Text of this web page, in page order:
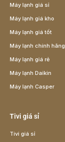
Máy lạnh giá sỉ
Máy lạnh giá kho
Máy lạnh giá tốt
Máy lạnh chính hãng
Máy lạnh giá rẻ
Máy lạnh Daikin
Máy lạnh Casper
Tivi giá sỉ
Tivi giá sỉ